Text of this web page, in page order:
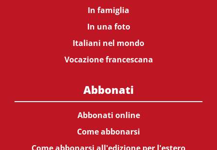
In famiglia
In una foto
Italiani nel mondo
Vocazione francescana
Abbonati
Abbonati online
Come abbonarsi